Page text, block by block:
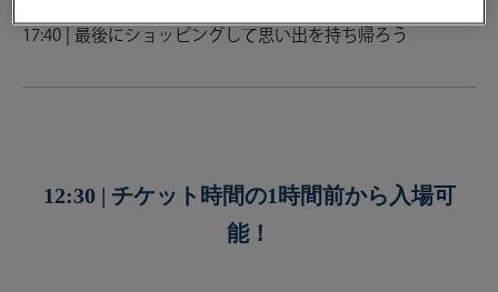
17:40 | 最後にショッピングして思い出を持ち帰ろう
12:30 | チケット時間の1時間前から入場可
能！